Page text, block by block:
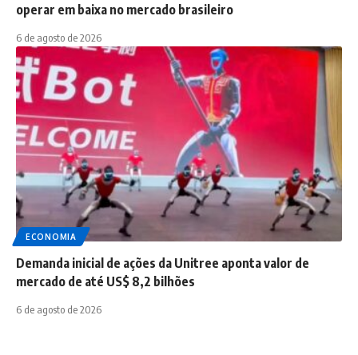
operar em baixa no mercado brasileiro
6 de agosto de 2026
ECONOMIA
Demanda inicial de ações da Unitree aponta valor de
mercado de até US$ 8,2 bilhões
6 de agosto de 2026